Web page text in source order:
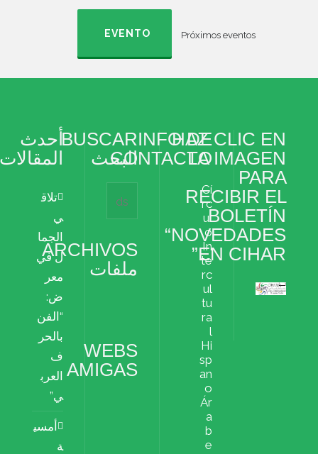
Próximos eventos
EVENTO
أحدث
المقالات
تلاق
ي
الجما
ل في
معر
ض:
“الفن
بالحر
ف
العرب
ي”
أمسي
ة
BUSCAR
البحث
ARCHIVOS
ملفات
WEBS
AMIGAS
INFO DE
CONTACTO
Cí
rc
ul
o
In
te
rc
ul
tu
ra
l
Hi
sp
an
o
Ár
a
b
e
HAZ CLIC EN
LA IMAGEN
PARA
RECIBIR EL
BOLETÍN
“NOVEDADES
EN CIHAR”